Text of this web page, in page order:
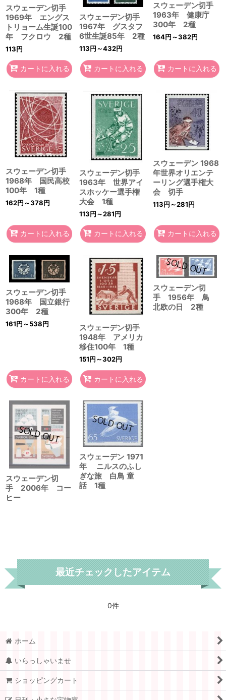
スウェーデン切手
1969年 エングス
トリョーム生誕100
年 フクロウ 2種
113円
カートに入れる
スウェーデン切手
1967年 グスタフ
6世生誕85年 2種
113円～432円
カートに入れる
スウェーデン切手
1963年 健康庁
300年 2種
164円～382円
カートに入れる
スウェーデン切手
1968年 国民高校
100年 1種
162円～378円
カートに入れる
スウェーデン切手
1963年 世界アイ
スホッケー選手権
大会 1種
113円～281円
カートに入れる
スウェーデン 1968
年世界オリエンテ
ーリング選手権大
会 切手
113円～281円
カートに入れる
スウェーデン切手
1968年 国立銀行
300年 2種
161円～538円
カートに入れる
スウェーデン切手
1948年 アメリカ
移住100年 1種
151円～302円
カートに入れる
スウェーデン切
手 1956年 鳥
北欧の日 2種
スウェーデン切
手 2006年 コー
ヒー
スウェーデン 1971
年 ニルスのふし
ぎな旅 白鳥 童
話 1種
最近チェックしたアイテム
0件
ホーム
いらっしゃいませ
ショッピングカート